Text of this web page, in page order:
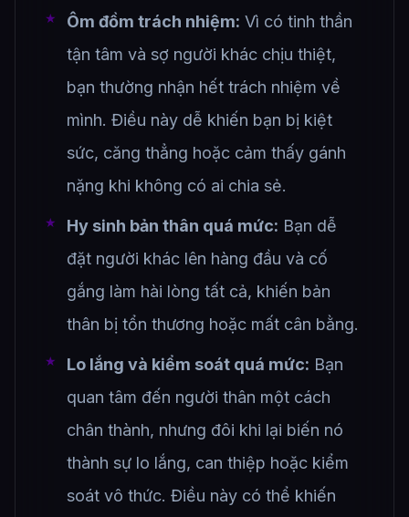
Ôm đồm trách nhiệm: Vì có tinh thần
tận tâm và sợ người khác chịu thiệt,
bạn thường nhận hết trách nhiệm về
mình. Điều này dễ khiến bạn bị kiệt
sức, căng thẳng hoặc cảm thấy gánh
nặng khi không có ai chia sẻ.
Hy sinh bản thân quá mức: Bạn dễ
đặt người khác lên hàng đầu và cố
gắng làm hài lòng tất cả, khiến bản
thân bị tổn thương hoặc mất cân bằng.
Lo lắng và kiểm soát quá mức: Bạn
quan tâm đến người thân một cách
chân thành, nhưng đôi khi lại biến nó
thành sự lo lắng, can thiệp hoặc kiểm
soát vô thức. Điều này có thể khiến